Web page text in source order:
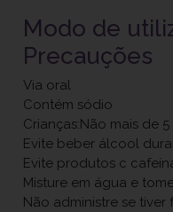
Modo de
Precauções
Via oral
Contém sódio
Crianças:Não mais de
Evite beber álcool
Evite produtos c
Misture em água e
Não administre se tiver